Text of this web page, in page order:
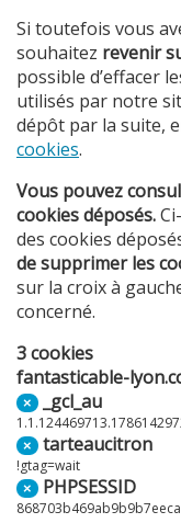
Si toutefois vous
souhaitez revenir
possible d’effacer
utilisés par notre
dépôt par la suite,
cookies.
Vous pouvez
cookies déposés.
des cookies
de supprimer les
sur la croix à
concerné.
3 cookies
fantasticable-
× _gcl_au
× tarteaucitron
!gtag=wait
× PHPSESSID